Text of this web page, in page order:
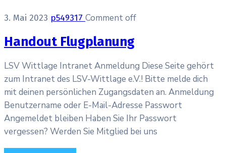
3. Mai 2023 p549317 Comment off
Handout Flugplanung
LSV Wittlage Intranet Anmeldung Diese Seite gehört
zum Intranet des LSV-Wittlage e.V.! Bitte melde dich
mit deinen persönlichen Zugangsdaten an. Anmeldung
Benutzername oder E-Mail-Adresse Passwort
Angemeldet bleiben Haben Sie Ihr Passwort
vergessen? Werden Sie Mitglied bei uns